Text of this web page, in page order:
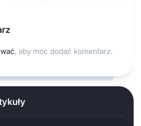
, aby móc dodać komentarz.